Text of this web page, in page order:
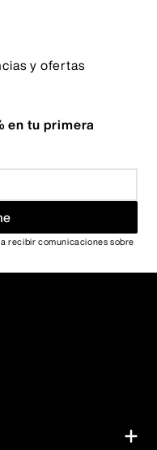
y ofertas
en tu primera
recibir comunicaciones sobre